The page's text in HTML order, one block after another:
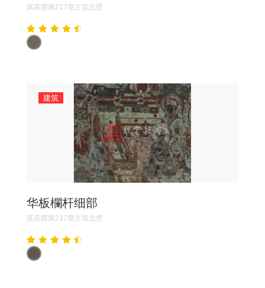
莫高窟第217窟主室北壁
建筑
华板欄杆细部
莫高窟第217窟主室北壁